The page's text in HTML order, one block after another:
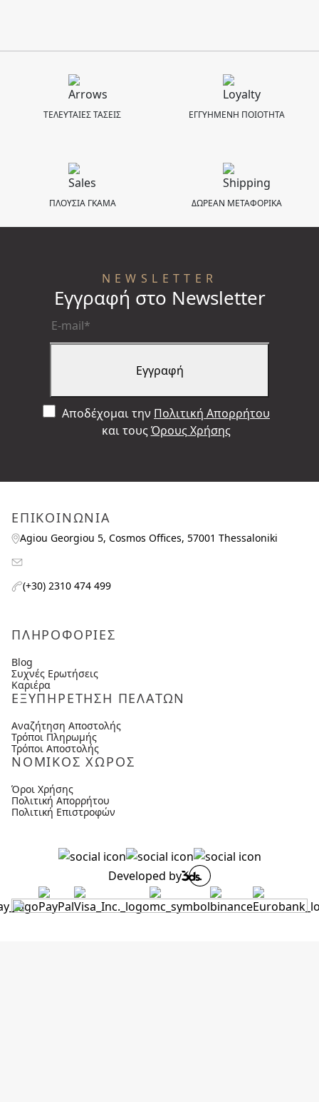
ΤΕΛΕΥΤΑΙΕΣ ΤΑΣΕΙΣ ΕΓΓΥΗΜΕΝΗ ΠΟΙΟΤΗΤΑ
ΠΛΟΥΣΙΑ ΓΚΑΜΑ ΔΩΡΕΑΝ ΜΕΤΑΦΟΡΙΚΑ
NEWSLETTER
Εγγραφή στο Newsletter
Αποδέχομαι την Πολιτική Απορρήτου
και τουςΌρους Χρήσης
ΕΠΙΚΟΙΝΩΝΙΑ
Agiou Georgiou 5, Cosmos Offices, 57001 Thessaloniki
(+30) 2310 474 499
ΠΛΗΡΟΦΟΡΙΕΣ
Blog
Συχνές Ερωτήσεις
Καριέρα
ΕΞΥΠΗΡΕΤΗΣΗ ΠΕΛΑΤΩΝ
Αναζήτηση Αποστολής
Τρόποι Πληρωμής
Τρόποι Αποστολής
ΝΟΜΙΚΟΣ ΧΩΡΟΣ
Όροι Χρήσης
Πολιτική Απορρήτου
Πολιτική Επιστροφών
Developed by